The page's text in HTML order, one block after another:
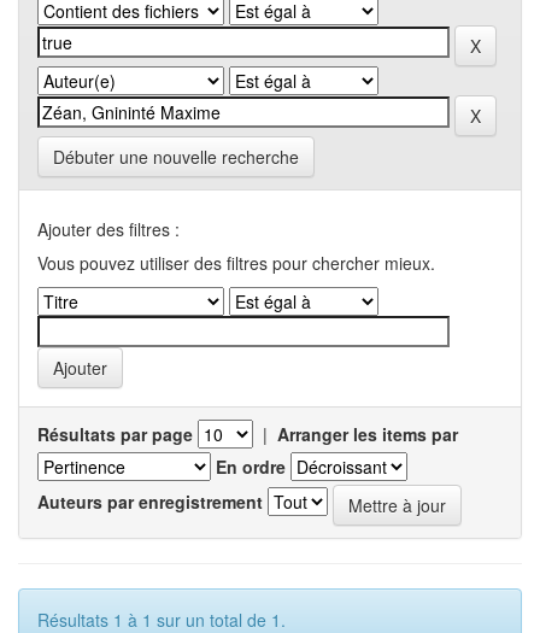
Débuter une nouvelle recherche
Ajouter des filtres :
Vous pouvez utiliser des filtres pour chercher mieux.
Résultats par page | Arranger les items par
En ordre
Auteurs par enregistrement
Résultats 1 à 1 sur un total de 1.